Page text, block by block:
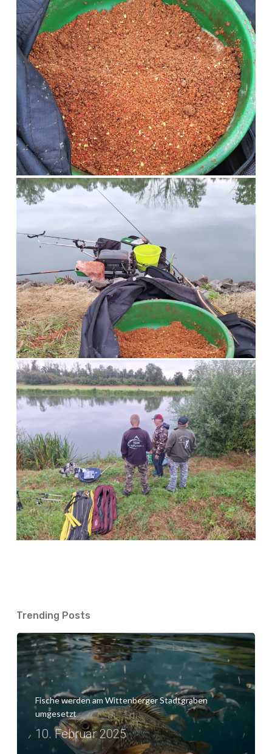
Trending Posts
Fische werden am Wittenberger Stadtgraben
umgesetzt
10. Februar 2025